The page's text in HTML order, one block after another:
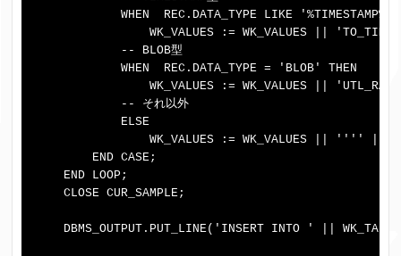
WHEN  REC.DATA_TYPE LIKE '%TIMESTAMP%'
WK_VALUES := WK_VALUES ||
            -- BLOB型
            WHEN  REC.DATA_TYPE = 'BLOB' THEN
WK_VALUES := WK_VALUES ||
            -- それ以外
            ELSE
WK_VALUES := WK_VALUES || '''' ||
        END CASE;
    END LOOP;
    CLOSE CUR_SAMPLE;
DBMS_OUTPUT.PUT_LINE('INSERT INTO ' ||